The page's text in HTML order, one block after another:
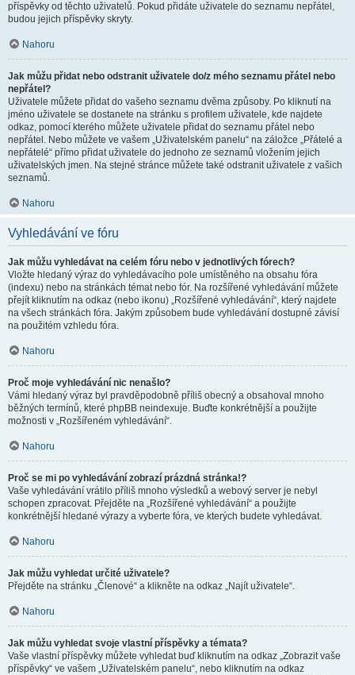
příspěvky od těchto uživatelů. Pokud přidáte uživatele do seznamu nepřátel,
budou jejich příspěvky skryty.
Nahoru
Jak můžu přidat nebo odstranit uživatele do/z mého seznamu přátel nebo
nepřátel?
Uživatele můžete přidat do vašeho seznamu dvěma způsoby. Po kliknutí na
jméno uživatele se dostanete na stránku s profilem uživatele, kde najdete
odkaz, pomocí kterého můžete uživatele přidat do seznamu přátel nebo
nepřátel. Nebo můžete ve vašem „Uživatelském panelu“ na záložce „Přátelé a
nepřátelé“ přímo přidat uživatele do jednoho ze seznamů vložením jejich
uživatelských jmen. Na stejné stránce můžete také odstranit uživatele z vašich
seznamů.
Nahoru
Vyhledávání ve fóru
Jak můžu vyhledávat na celém fóru nebo v jednotlivých fórech?
Vložte hledaný výraz do vyhledávacího pole umístěného na obsahu fóra
(indexu) nebo na stránkách témat nebo fór. Na rozšířené vyhledávání můžete
přejít kliknutím na odkaz (nebo ikonu) „Rozšířené vyhledávání“, který najdete
na všech stránkách fóra. Jakým způsobem bude vyhledávání dostupné závisí
na použitém vzhledu fóra.
Nahoru
Proč moje vyhledávání nic nenašlo?
Vámi hledaný výraz byl pravděpodobně příliš obecný a obsahoval mnoho
běžných termínů, které phpBB neindexuje. Buďte konkrétnější a použijte
možnosti v „Rozšířeném vyhledávání“.
Nahoru
Proč se mi po vyhledávání zobrazí prázdná stránka!?
Vaše vyhledávání vrátilo příliš mnoho výsledků a webový server je nebyl
schopen zpracovat. Přejděte na „Rozšířené vyhledávání“ a použijte
konkrétnější hledané výrazy a vyberte fóra, ve kterých budete vyhledávat.
Nahoru
Jak můžu vyhledat určité uživatele?
Přejděte na stránku „Členové“ a klikněte na odkaz „Najít uživatele“.
Nahoru
Jak můžu vyhledat svoje vlastní příspěvky a témata?
Vaše vlastní příspěvky můžete vyhledat buď kliknutím na odkaz „Zobrazit vaše
příspěvky“ ve vašem „Uživatelském panelu“, nebo kliknutím na odkaz